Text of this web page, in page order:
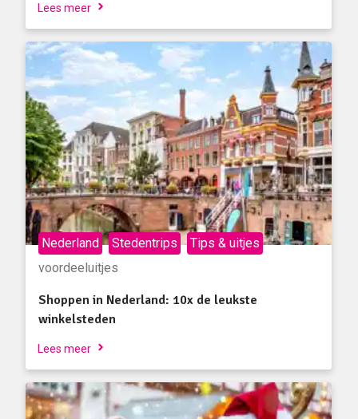
Lees meer
Nederland Stedentrips
Tips & uitjes
voordeeluitjes
Shoppen in Nederland: 10x de leukste
winkelsteden
Lees meer